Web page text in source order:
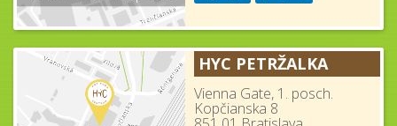
HYC PETRŽALKA
Vienna Gate, 1. posch.
Kopčianska 8